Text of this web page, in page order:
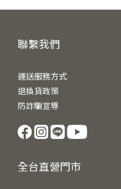
聯繫我們
運送服務方式
退換貨政策
防詐騙宣導
全台直營門市